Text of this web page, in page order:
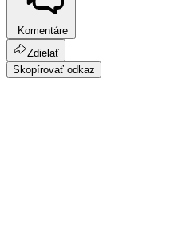
Komentáre
Zdielať
Skopírovať odkaz